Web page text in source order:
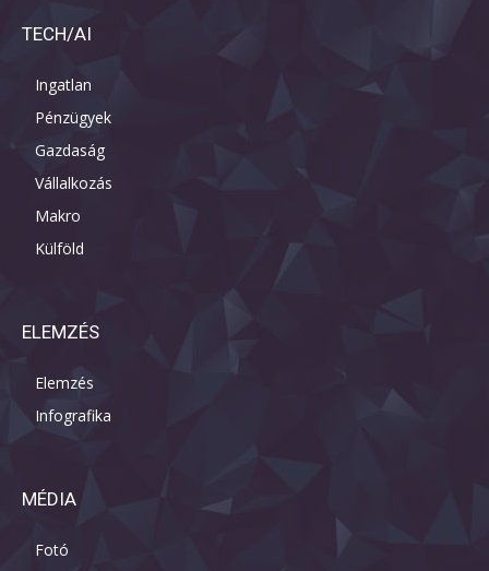
TECH/AI
Ingatlan
Pénzügyek
Gazdaság
Vállalkozás
Makro
Külföld
ELEMZÉS
Elemzés
Infografika
MÉDIA
Fotó